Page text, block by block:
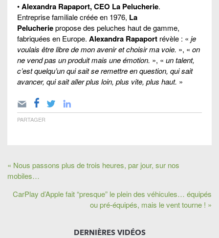
•Alexandra Rapaport, CEO La Pelucherie.
Entreprise familiale créée en 1976, La
Pelucheriepropose des peluches haut de gamme,
fabriquées en Europe. Alexandra Rapaport révèle : « je
voulais être libre de mon avenir et choisir ma voie. », « on
ne vend pas un produit mais une émotion. », « un talent,
c’est quelqu’un qui sait se remettre en question, qui sait
avancer, qui sait aller plus loin, plus vite, plus haut. »
PARTAGER
« Nous passons plus de trois heures, par jour, sur nos
mobiles…
CarPlay d’Apple fait “presque” le plein des véhicules… équipés
ou pré-équipés, mais le vent tourne ! »
DERNIÈRES VIDÉOS